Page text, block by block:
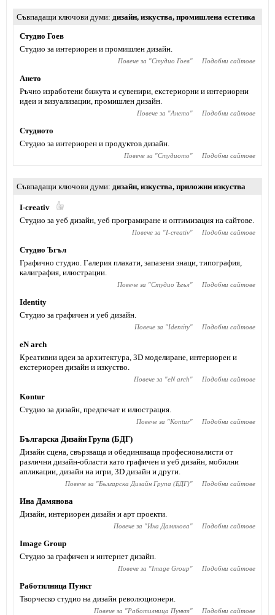
Съвпадащи ключови думи дизайн, изкуства, промишлена естетика
Студио Гоев
Студио за интериорен и промишлен дизайн.
Повече за "Студио Гоев" Подобни сайтове
Ането
Ръчно изработени бижута и сувенири, екстериорни и интериорни
идеи и визуализации, промишлен дизайн.
Повече за "Ането" Подобни сайтове
Студиото
Студио за интериорен и продуктов дизайн.
Повече за "Студиото" Подобни сайтове
Съвпадащи ключови думи дизайн, изкуства, приложни изкуства
I-creativ
Студио за уеб дизайн, уеб програмиране и оптимизация на сайтове.
Повече за "I-creativ" Подобни сайтове
Студио Ъгъл
Графично студио. Галерия плакати, запазени знаци, типография,
калиграфия, илюстрации.
Повече за "Студио Ъгъл" Подобни сайтове
Identity
Студио за графичен и уеб дизайн.
Повече за "Identity" Подобни сайтове
eN arch
Креативни идеи за архитектура, 3D моделиране, интериорен и
екстериорен дизайн и изкуство.
Повече за "eN arch" Подобни сайтове
Kontur
Студио за дизайн, предпечат и илюстрация.
Повече за "Kontur" Подобни сайтове
Българска Дизайн Група (БДГ)
Дизайн сцена, свързваща и обединяваща професионалисти от
различни дизайн-области като графичен и уеб дизайн, мобилни
апликации, дизайн на игри, 3D дизайн и други.
Повече за "Българска Дизайн Група (БДГ)" Подобни сайтове
Ина Дамянова
Дизайн, интериорен дизайн и арт проекти.
Повече за "Ина Дамянова" Подобни сайтове
Image Group
Студио за графичен и интернет дизайн.
Повече за "Image Group" Подобни сайтове
Работилница Пункт
Творческо студио на дизайн революционери.
Повече за "Работилница Пункт" Подобни сайтове